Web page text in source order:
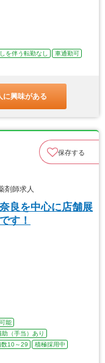
を伴う転勤なし
車通勤可
に興味がある
保存する
剤師求人
良を中心に店舗展
す！
能
助（手当）あり
数10～29
積極採用中